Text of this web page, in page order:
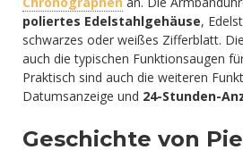
poliertes Edelstahlgehäuse,
schwarzes oder weißes Zifferblatt.
auch die typischen Funktionsaugen
Praktisch sind auch die weiteren
Datumsanzeige und 24-Stunden-
Geschichte von